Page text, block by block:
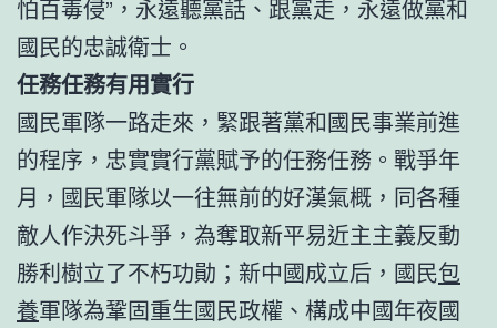
怕百毒侵”，永遠聽黨話、跟黨走，永遠做黨和
國民的忠誠衛士。
任務任務有用實行
國民軍隊一路走來，緊跟著黨和國民事業前進
的程序，忠實實行黨賦予的任務任務。戰爭年
月，國民軍隊以一往無前的好漢氣概，同各種
敵人作決死斗爭，為奪取新平易近主主義反動
勝利樹立了不朽功勛；新中國成立后，國民包
養軍隊為鞏固重生國民政權、構成中國年夜國